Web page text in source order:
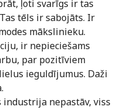
ļoti svarīgs ir tas
tēls ir sabojāts. Ir
mākslinieku.
ir nepieciešams
par pozitīviem
ieguldījumus. Daži
nepastāv, viss